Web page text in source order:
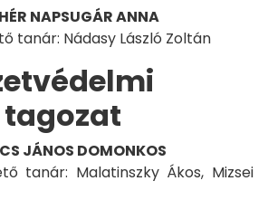
NAPSUGÁR ANNA
tanár: Nádasy László Zoltán
JÁNOS DOMONKOS
tanár: Malatinszky Ákos, Mizsei